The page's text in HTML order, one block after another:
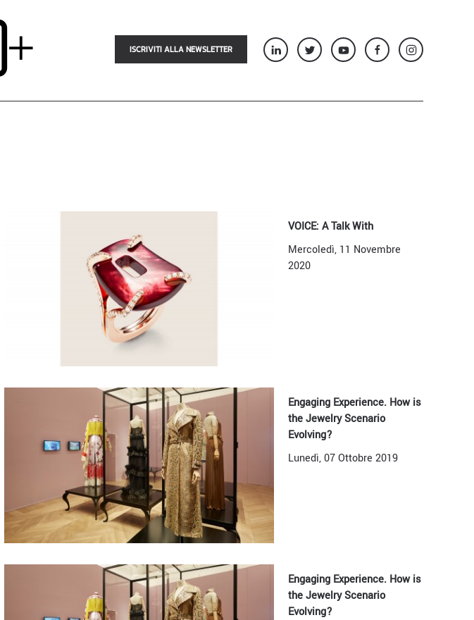
ISCRIVITI ALLA NEWSLETTER
VOICE: A Talk With
Mercoledì, 11 Novembre
2020
Engaging Experience. How is
the Jewelry Scenario
Evolving?
Lunedì, 07 Ottobre 2019
Engaging Experience. How is
the Jewelry Scenario
Evolving?